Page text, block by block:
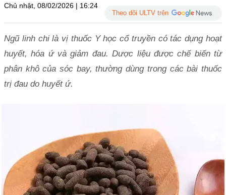
Chủ nhật, 08/02/2026 | 16:24
Theo dõi ULTV trên
Ngũ linh chi là vị thuốc Y học cổ truyền có tác dụng hoạt
huyết, hóa ứ và giảm đau. Dược liệu được chế biến từ
phân khô của sóc bay, thường dùng trong các bài thuốc
trị đau do huyết ứ.